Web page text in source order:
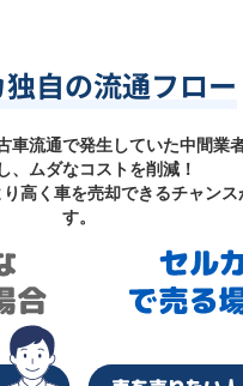
自の流通フロー
車流通で発生していた中間業
、ムダなコストを削減！
高く車を売却できるチャンス
す。